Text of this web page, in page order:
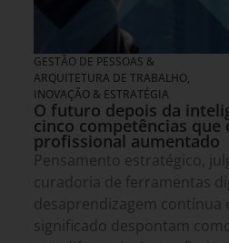
GESTÃO DE PESSOAS &
ARQUITETURA DE TRABALHO,
INOVAÇÃO & ESTRATÉGIA
O futuro depois da
cinco competências que
profissional aumentado
Pensamento estratégico,
curadoria de ferramentas
desaprendizagem contínua
significado despontam